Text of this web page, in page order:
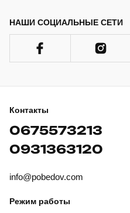
НАШИ СОЦИАЛЬНЫЕ СЕТИ
Контакты
0675573213
0931363120
info@pobedov.com
Режим работы